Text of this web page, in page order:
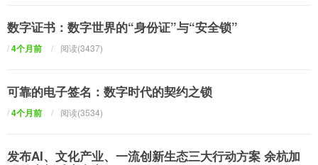
数字证书：数字世界的“身份证”与“安全锁”
/4个月前 / 阅读(3437)
可靠的电子签名：数字时代的契约之锁
/4个月前 / 阅读(3534)
发布AI、文化产业、一流创新生态三大行动方案 余杭加